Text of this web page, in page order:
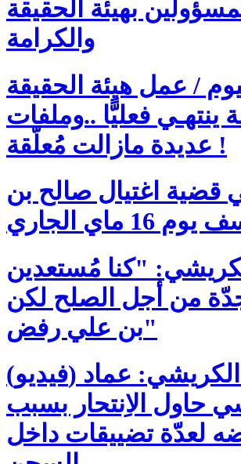
بهيئة الحقيقة
والكرامة
/ عمل هيئة الحقيقة
ينتهـي فعليًّا ..وملفات
عديدة مازالت مُعلّقة !
قضية اغتيال صالح بن
16 ماي الجاري
"كنا مُستعدين
من أجل الصلح لكن
بن علي رفض"
(فيديو) خالد الكريشي: عماد
حاول الاِنتحار بسبب
لعدّة تضييقات داخل